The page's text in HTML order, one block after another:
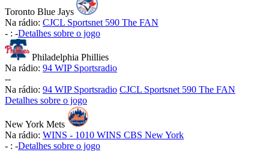
Toronto Blue Jays
Na rádio: CJCL Sportsnet 590 The FAN
- : -Detalhes sobre o jogo
Philadelphia Phillies
Na rádio: 94 WIP Sportsradio
--
Na rádio: 94 WIP Sportsradio CJCL Sportsnet 590 The FAN
Detalhes sobre o jogo
New York Mets
Na rádio: WINS - 1010 WINS CBS New York
- : -Detalhes sobre o jogo